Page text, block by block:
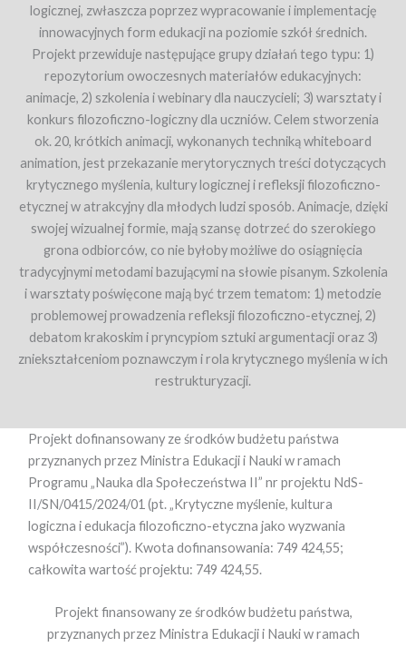
logicznej, zwłaszcza poprzez wypracowanie i implementację
innowacyjnych form edukacji na poziomie szkół średnich.
Projekt przewiduje następujące grupy działań tego typu: 1)
repozytorium owoczesnych materiałów edukacyjnych:
animacje, 2) szkolenia i webinary dla nauczycieli; 3) warsztaty i
konkurs filozoficzno-logiczny dla uczniów. Celem stworzenia
ok. 20, krótkich animacji, wykonanych techniką whiteboard
animation, jest przekazanie merytorycznych treści dotyczących
krytycznego myślenia, kultury logicznej i refleksji filozoficzno-
etycznej w atrakcyjny dla młodych ludzi sposób. Animacje, dzięki
swojej wizualnej formie, mają szansę dotrzeć do szerokiego
grona odbiorców, co nie byłoby możliwe do osiągnięcia
tradycyjnymi metodami bazującymi na słowie pisanym. Szkolenia
i warsztaty poświęcone mają być trzem tematom: 1) metodzie
problemowej prowadzenia refleksji filozoficzno-etycznej, 2)
debatom krakoskim i pryncypiom sztuki argumentacji oraz 3)
zniekształceniom poznawczym i rola krytycznego myślenia w ich
restrukturyzacji.
Projekt dofinansowany ze środków budżetu państwa
przyznanych przez Ministra Edukacji i Nauki w ramach
Programu „Nauka dla Społeczeństwa II” nr projektu NdS-
II/SN/0415/2024/01 (pt. „Krytyczne myślenie, kultura
logiczna i edukacja filozoficzno-etyczna jako wyzwania
współczesności”). Kwota dofinansowania: 749 424,55;
całkowita wartość projektu: 749 424,55.
Projekt finansowany ze środków budżetu państwa,
przyznanych przez Ministra Edukacji i Nauki w ramach